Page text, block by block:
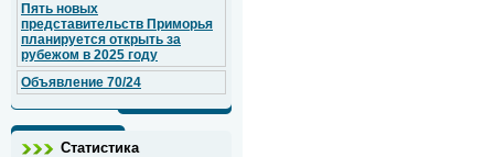
Пять новых
представительств Приморья
планируется открыть за
рубежом в 2025 году
Объявление 70/24
Статистика